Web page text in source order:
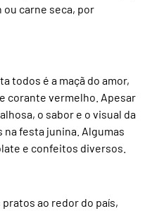
ou carne seca, por
todos é a maçã do amor,
corante vermelho. Apesar
o sabor e o visual da
festa junina. Algumas
e confeitos diversos.
ao redor do país,